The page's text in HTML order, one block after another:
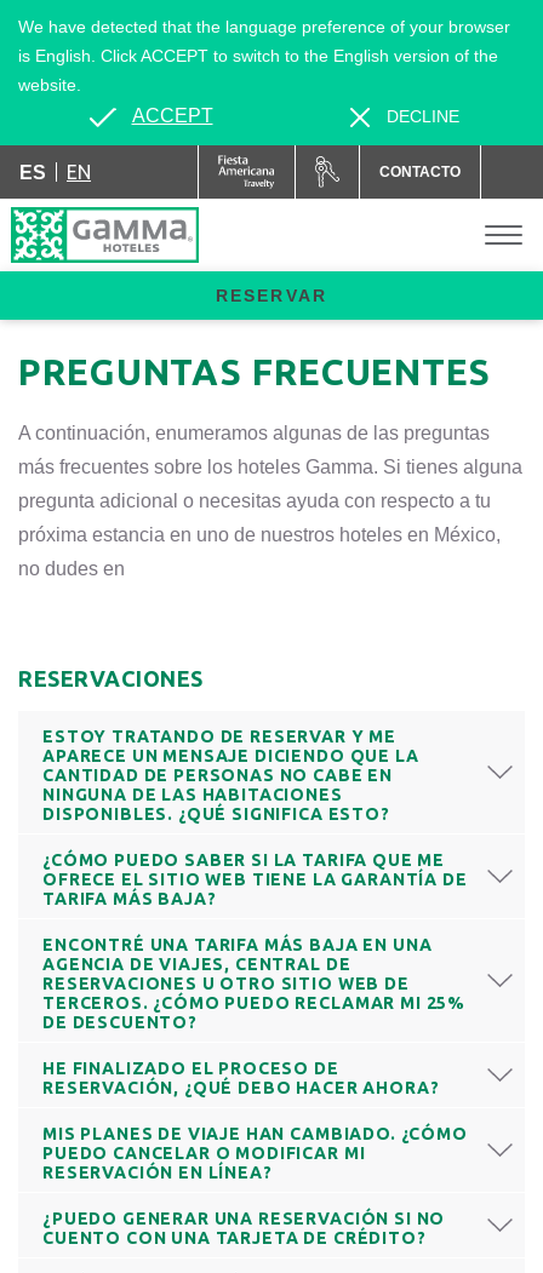
ES EN CONTACTO
RESERVAR
We have detected that the language preference of your browser
is English. Click ACCEPT to switch to the English version of the
website.
ACCEPT DECLINE
PREGUNTAS FRECUENTES
A continuación, enumeramos algunas de las preguntas
más frecuentes sobre los hoteles Gamma. Si tienes alguna
pregunta adicional o necesitas ayuda con respecto a tu
próxima estancia en uno de nuestros hoteles en México,
no dudes en
RESERVACIONES
ESTOY TRATANDO DE RESERVAR Y ME
APARECE UN MENSAJE DICIENDO QUE LA
CANTIDAD DE PERSONAS NO CABE EN
NINGUNA DE LAS HABITACIONES
DISPONIBLES. ¿QUÉ SIGNIFICA ESTO?
¿CÓMO PUEDO SABER SI LA TARIFA QUE ME
OFRECE EL SITIO WEB TIENE LA GARANTÍA DE
TARIFA MÁS BAJA?
ENCONTRÉ UNA TARIFA MÁS BAJA EN UNA
AGENCIA DE VIAJES, CENTRAL DE
RESERVACIONES U OTRO SITIO WEB DE
TERCEROS. ¿CÓMO PUEDO RECLAMAR MI 25%
DE DESCUENTO?
HE FINALIZADO EL PROCESO DE
RESERVACIÓN, ¿QUÉ DEBO HACER AHORA?
MIS PLANES DE VIAJE HAN CAMBIADO. ¿CÓMO
PUEDO CANCELAR O MODIFICAR MI
RESERVACIÓN EN LÍNEA?
¿PUEDO GENERAR UNA RESERVACIÓN SI NO
CUENTO CON UNA TARJETA DE CRÉDITO?